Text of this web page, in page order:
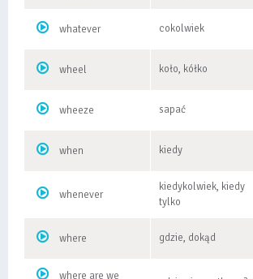
whatever cokolwiek
wheel koło, kółko
wheeze sapać
when kiedy
whenever
kiedykolwiek, kiedy
tylko
where gdzie, dokąd
where are we